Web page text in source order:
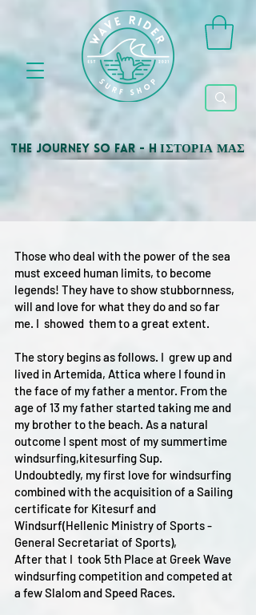
The Journey so far - H ΙΣΤΟΡΙΑ ΜΑΣ
Those who deal with the power of the sea
must exceed human limits, to become
legends! They have to show stubbornness,
will and love for what they do and so far
me. I showed them to a great extent.
The story begins as follows. I grew up and
lived in Artemida, Attica where I found in
the face of my father a mentor. From the
age of 13 my father started taking me and
my brother to the beach. As a natural
outcome I spent most of my summertime
windsurfing,kitesurfing Sup.
Undoubtedly, my first love for windsurfing
combined with the acquisition of a Sailing
certificate for Kitesurf and
Windsurf(Hellenic Ministry of Sports -
General Secretariat of Sports),
After that I took 5th Place at Greek Wave
windsurfing competition and competed at
a few Slalom and Speed Races.